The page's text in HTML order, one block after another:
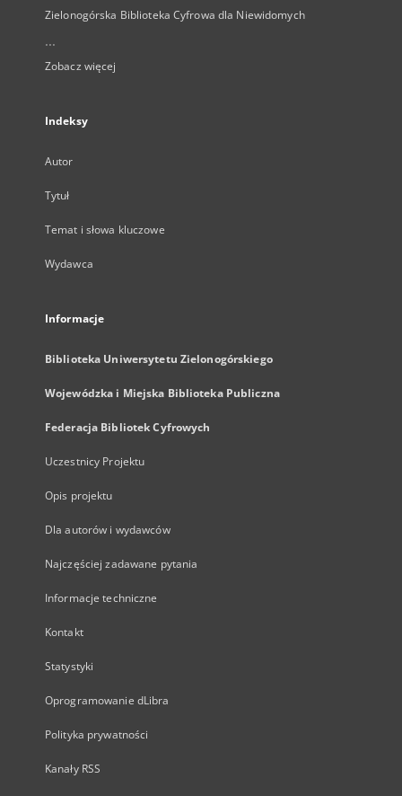
Zielonogórska Biblioteka Cyfrowa dla Niewidomych
...
Zobacz więcej
Indeksy
Autor
Tytuł
Temat i słowa kluczowe
Wydawca
Informacje
Biblioteka Uniwersytetu Zielonogórskiego
Wojewódzka i Miejska Biblioteka Publiczna
Federacja Bibliotek Cyfrowych
Uczestnicy Projektu
Opis projektu
Dla autorów i wydawców
Najczęściej zadawane pytania
Informacje techniczne
Kontakt
Statystyki
Oprogramowanie dLibra
Polityka prywatności
Kanały RSS